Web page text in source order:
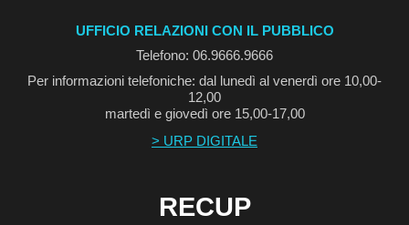
UFFICIO RELAZIONI CON IL PUBBLICO
Telefono: 06.9666.9666
Per informazioni telefoniche: dal lunedì al venerdì ore 10,00-
12,00
martedì e giovedì ore 15,00-17,00
> URP DIGITALE
RECUP